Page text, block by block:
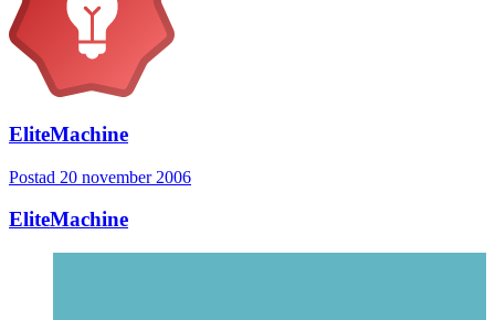
EliteMachine
Postad 20 november 2006
EliteMachine